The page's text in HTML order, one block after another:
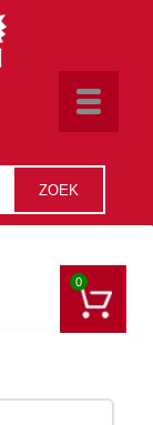
Toggle
ZOEK
0